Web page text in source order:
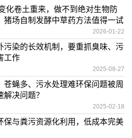
化卷土重来，做不到绝对生物防
猪场自制发酵中草药方法值得一试
2026-01-22
污染的长效机制，要重抓臭味、污
工作
2025-08-27
蝇多、污水处理难环保问题被周
决问题？
2025-02-18
保与粪污资源化利用，低成本完美